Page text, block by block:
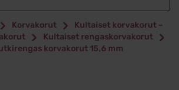
Korvakorut
Kultaiset korvakorut –
Kultaiset rengaskorvakorut
korvakorut 15,6 mm